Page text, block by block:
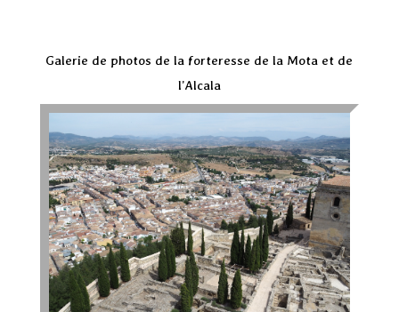
Galerie de photos de la forteresse de la Mota et de
l’Alcala